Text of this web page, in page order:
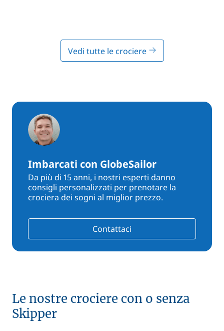
Vedi tutte le crociere
Imbarcati con GlobeSailor
Da più di 15 anni, i nostri esperti danno
consigli personalizzati per prenotare la
crociera dei sogni al miglior prezzo.
Contattaci
Le nostre crociere con o senza
Skipper